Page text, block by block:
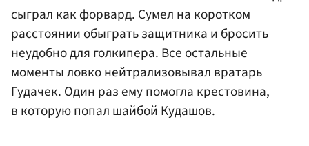
сыграл как форвард. Сумел на коротком
расстоянии обыграть защитника и бросить
неудобно для голкипера. Все остальные
моменты ловко нейтрализовывал вратарь
Гудачек. Один раз ему помогла крестовина,
в которую попал шайбой Кудашов.